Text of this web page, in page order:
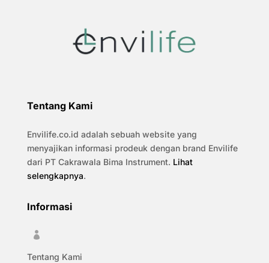
Tentang Kami
Envilife.co.id adalah sebuah website yang
menyajikan informasi prodeuk dengan brand Envilife
dari PT Cakrawala Bima Instrument. Lihat
selengkapnya.
Informasi

Tentang Kami